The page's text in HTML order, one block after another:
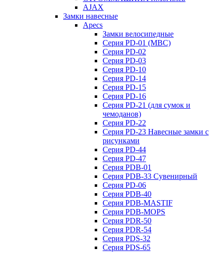
AJAX
Замки навесные
Apecs
Замки велосипедные
Серия PD-01 (МВС)
Серия PD-02
Серия PD-03
Серия PD-10
Серия PD-14
Серия PD-15
Серия PD-16
Серия PD-21 (для сумок и
чемоданов)
Серия PD-22
Серия PD-23 Навесные замки с
рисунками
Серия PD-44
Серия PD-47
Серия PDB-01
Серия PDB-33 Сувенирный
Серия PD-06
Серия PDB-40
Серия PDB-MASTIF
Серия PDB-MOPS
Серия PDR-50
Серия PDR-54
Серия PDS-32
Серия PDS-65